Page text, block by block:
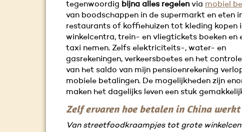
tegenwoordig bijna alles regelenvia mobiel
van boodschappen in de supermarkt en eten
restaurants of koffiehuizen tot kleding kopen
winkelcentra, trein- en vliegtickets boeken en
taxi nemen. Zelfs elektriciteits-, water- en
gasrekeningen, verkeersboetes en het
van het saldo van mijn pensioenrekening
mobiele betalingen. De mogelijkheden zijn
maken het dagelijks leven een stuk
Zelf ervaren hoe betalen in China werkt
Van streetfoodkraampjes tot grote